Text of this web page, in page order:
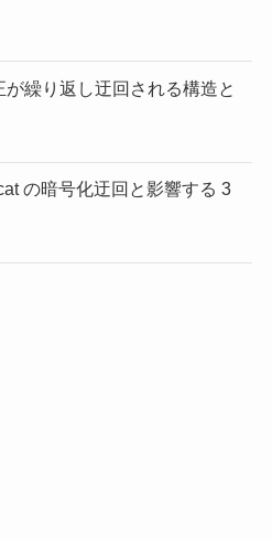
繰り返し迂回される構造と
の暗号化迂回と影響する 3